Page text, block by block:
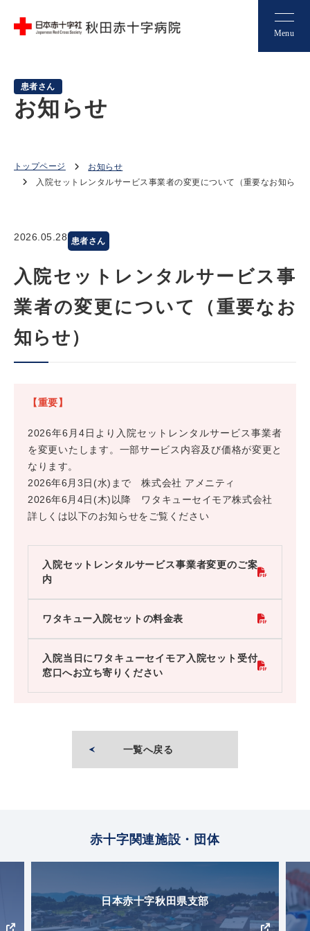
Menu
患者さん
お知らせ
トップページ
お知らせ
入院セットレンタルサービス事業者の変更について（重要なお知ら...
2026.05.28 患者さん
入院セットレンタルサービス事
業者の変更について（重要なお
知らせ）
【重要】
2026年6月4日より入院セットレンタルサービス事業者
を変更いたします。一部サービス内容及び価格が変更と
なります。
2026年6月3日(水)まで 株式会社 アメニティ
2026年6月4日(木)以降 ワタキューセイモア株式会社
詳しくは以下のお知らせをご覧ください
入院セットレンタルサービス事業者変更のご案
内
ワタキュー入院セットの料金表
入院当日にワタキューセイモア入院セット受付
窓口へお立ち寄りください
一覧へ戻る
赤十字関連施設・団体
日本赤十字秋田県支部